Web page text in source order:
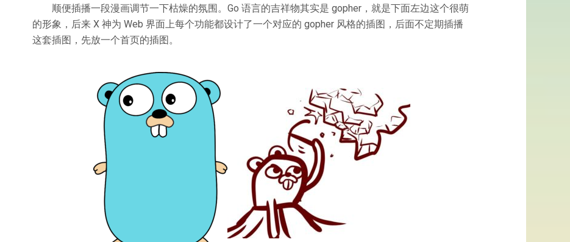
顺便插播一段漫画调节一下枯燥的氛围。Go 语言的吉祥物其实是 gopher，就是下面左边这个很萌
的形象，后来 X 神为 Web 界面上每个功能都设计了一个对应的 gopher 风格的插图，后面不定期插播
这套插图，先放一个首页的插图。